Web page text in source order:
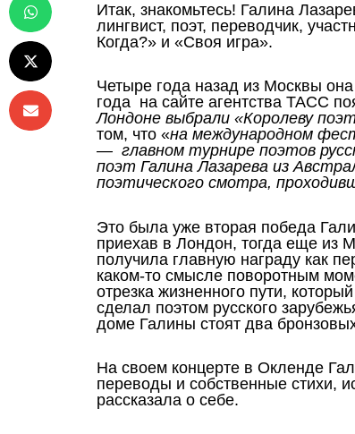
Итак, знакомьтесь! Галина
лингвист, поэт, переводчик,
Когда?» и «Своя игра».
Четыре года назад из Москвы
года на сайте агентства ТАСС
Лондоне выбрали «Королеву
том, что «на международном
— главном турнире поэтов
поэт Галина Лазарева из
поэтического смотра,
Это была уже вторая победа
приехав в Лондон, тогда еще из
получила главную награду как
каком-то смысле поворотным
отрезка жизненного пути,
сделал поэтом русского
доме Галины стоят два
На своем концерте в Окленде
переводы и собственные стихи,
рассказала о себе.